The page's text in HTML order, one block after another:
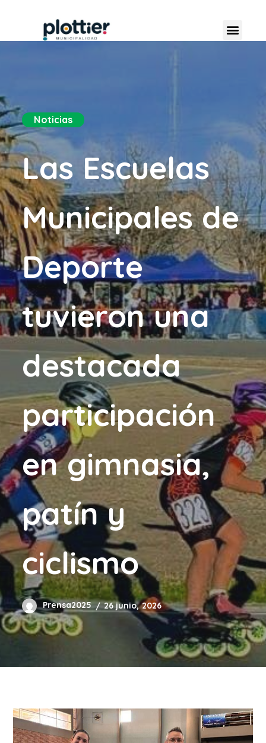
Noticias
Las Escuelas
Municipales de
Deporte
tuvieron una
destacada
participación
en gimnasia,
patín y
ciclismo
Prensa2025 26 junio, 2026